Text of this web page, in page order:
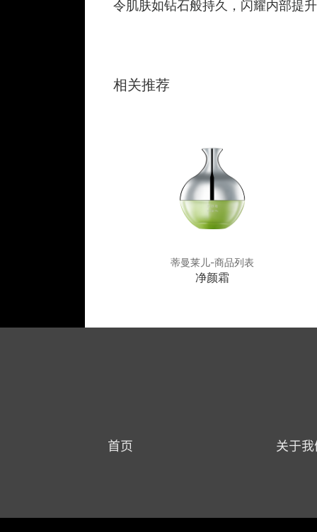
令肌肤如钻石般持久，闪耀内部提
相关推荐
蒂曼莱儿-商品列表
净颜霜
首页 关于